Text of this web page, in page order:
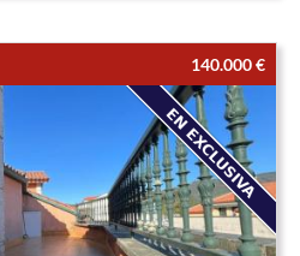
140.000 €